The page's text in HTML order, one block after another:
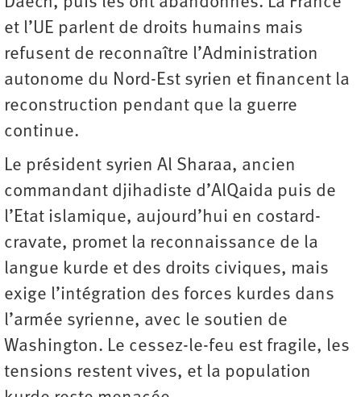
et l’UE parlent de droits humains mais
refusent de reconnaître l’Administration
autonome du Nord-Est syrien et financent la
reconstruction pendant que la guerre
continue.
Le président syrien Al Sharaa, ancien
commandant djihadiste d’AlQaida puis de
l’Etat islamique, aujourd’hui en costard-
cravate, promet la reconnaissance de la
langue kurde et des droits civiques, mais
exige l’intégration des forces kurdes dans
l’armée syrienne, avec le soutien de
Washington. Le cessez-le-feu est fragile, les
tensions restent vives, et la population